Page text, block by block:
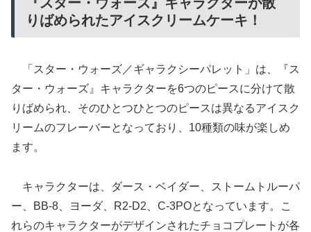
りばめられたアイスクリームケーキ！
「スター・ウォーズ／ギャラクシーパレット」は、『ス
ター・ウォーズ』キャラクターを6つのピースに分けて散
りばめられ、そのひとつひとつのピースは異なるアイスク
リームのフレーバーとなっており、10種類の味が楽しめ
ます。
キャラクターは、ダース・ベイダー、ストームトルーパ
ー、BB-8、ヨーダ、R2-D2、C-3POとなっています。こ
れらのキャラクターがデザインされたチョコプレートが各